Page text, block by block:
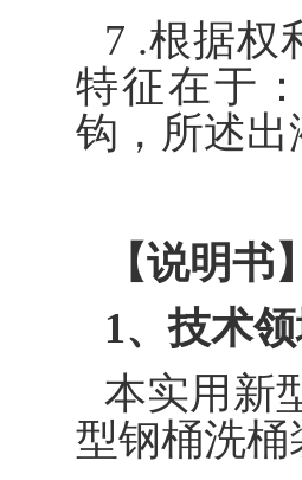
7 .根据权
特征在于
钩，所述
【说明书】
1、技术
本实用新
型钢桶洗桶